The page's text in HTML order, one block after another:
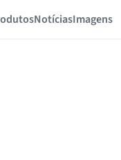
NotíciasImagens